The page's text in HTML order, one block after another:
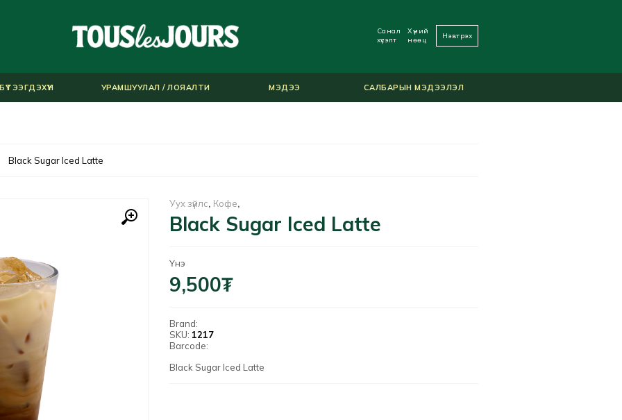
Санал
хүсэлт
Хүний
нөөц
Нэвтрэх
БҮТЭЭГДЭХҮҮН УРАМШУУЛАЛ / ЛОЯАЛТИ МЭДЭЭ САЛБАРЫН МЭДЭЭЛЭЛ
Black Sugar Iced Latte
Уух зүйлс, Кофе,
Black Sugar Iced Latte
Үнэ
9,500₮
Brand:
SKU: 1217
Barcode:
Black Sugar Iced Latte